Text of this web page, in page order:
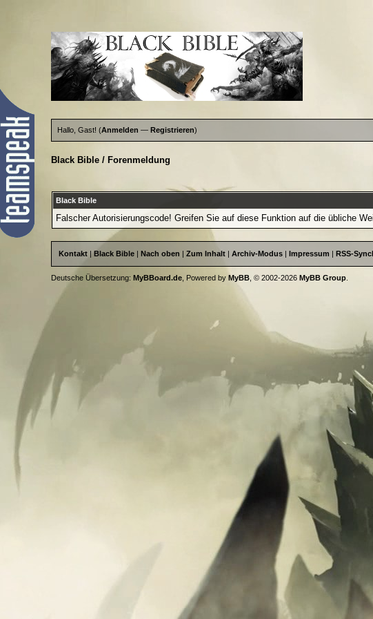
Hallo, Gast! (Anmelden —Registrieren)
Black Bible / Forenmeldung
Black Bible
Falscher Autorisierungscode! Greifen Sie auf diese Funktion auf die übliche
Kontakt |Black Bible |Nach oben |Zum Inhalt |Archiv-Modus |Impressum |RSS-
Deutsche Übersetzung:MyBBoard.de , Powered byMyBB , © 2002-2026MyBB Group